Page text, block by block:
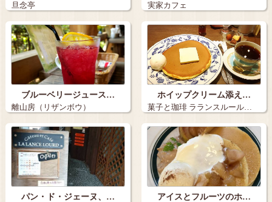
旦念亭 実家カフェ
ブルーベリージュース…
離山房（リザンボウ）
ホイップクリーム添え…
菓子と珈琲 ラランスルール…
パン・ド・ジェーヌ、… アイスとフルーツのホ…